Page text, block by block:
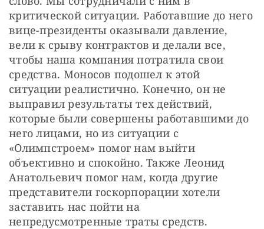
критической ситуации. Работавшие до него
вице-президенты оказывали давление,
вели к срыву контрактов и делали все,
чтобы наша компания потратила свои
средства. Моносов подошел к этой
ситуации реалистично. Конечно, он не
выправил результаты тех действий,
которые были совершены работавшими до
него лицами, но из ситуации с
«Олимпстроем» помог нам выйти
объективно и спокойно. Также Леонид
Анатольевич помог нам, когда другие
представители госкорпорации хотели
заставить нас пойти на
непредусмотренные траты средств.